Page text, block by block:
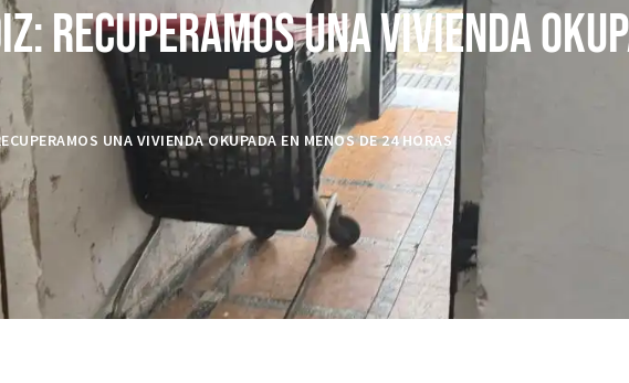
Recuperamos una Vivienda
UNA VIVIENDA OKUPADA EN MENOS DE 24 HORAS